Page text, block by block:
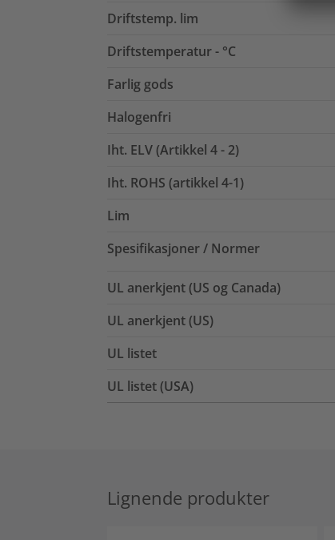
Driftstemp. lim
Driftstemperatur - °C
Farlig gods
Halogenfri
Iht. ELV (Artikkel 4 - 2)
Iht. ROHS (artikkel 4-1)
Lim
Spesifikasjoner / Normer
UL anerkjent (US og Canada)
UL anerkjent (US)
UL listet
UL listet (USA)
Lignende produkter